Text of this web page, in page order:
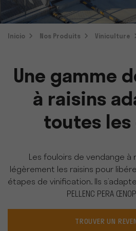
Inicio Nos Produits Viniculture
Une gamme
à raisins
toutes les
Les fouloirs de vendange
légèrement les raisins pour
étapes de vinification. Ils
PELLENC PERA
TROUVER UN